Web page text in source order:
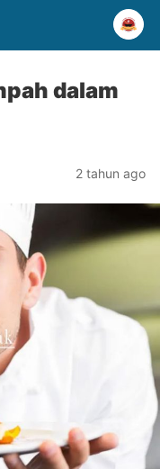
dalam
2 tahun ago